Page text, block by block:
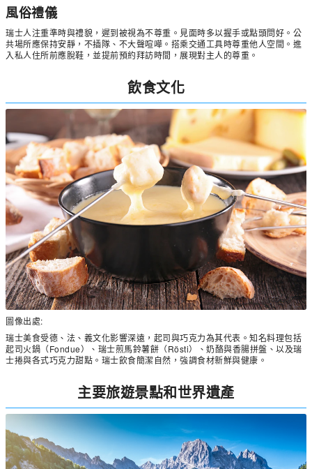
風俗禮儀
瑞士人注重準時與禮貌，遲到被視為不尊重。見面時多以握手或點頭問好。公
共場所應保持安靜，不插隊、不大聲喧嘩。搭乘交通工具時尊重他人空間。進
入私人住所前應脫鞋，並提前預約拜訪時間，展現對主人的尊重。
飲食文化
圖像出處:
瑞士美食受德、法、義文化影響深遠，起司與巧克力為其代表。知名料理包括
起司火鍋（Fondue）、瑞士煎馬鈴薯餅（Rösti）、奶酪與香腸拼盤、以及瑞
士捲與各式巧克力甜點。瑞士飲食簡潔自然，強調食材新鮮與健康。
主要旅遊景點和世界遺產